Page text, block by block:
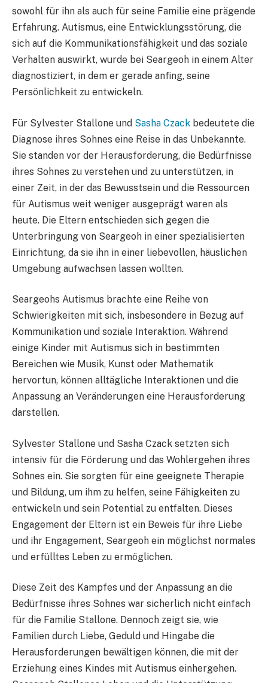
sowohl für ihn als auch für seine Familie eine prägende
Erfahrung. Autismus, eine Entwicklungsstörung, die
sich auf die Kommunikationsfähigkeit und das soziale
Verhalten auswirkt, wurde bei Seargeoh in einem Alter
diagnostiziert, in dem er gerade anfing, seine
Persönlichkeit zu entwickeln.
Für Sylvester Stallone und Sasha Czack bedeutete die
Diagnose ihres Sohnes eine Reise in das Unbekannte.
Sie standen vor der Herausforderung, die Bedürfnisse
ihres Sohnes zu verstehen und zu unterstützen, in
einer Zeit, in der das Bewusstsein und die Ressourcen
für Autismus weit weniger ausgeprägt waren als
heute. Die Eltern entschieden sich gegen die
Unterbringung von Seargeoh in einer spezialisierten
Einrichtung, da sie ihn in einer liebevollen, häuslichen
Umgebung aufwachsen lassen wollten.
Seargeohs Autismus brachte eine Reihe von
Schwierigkeiten mit sich, insbesondere in Bezug auf
Kommunikation und soziale Interaktion. Während
einige Kinder mit Autismus sich in bestimmten
Bereichen wie Musik, Kunst oder Mathematik
hervortun, können alltägliche Interaktionen und die
Anpassung an Veränderungen eine Herausforderung
darstellen.
Sylvester Stallone und Sasha Czack setzten sich
intensiv für die Förderung und das Wohlergehen ihres
Sohnes ein. Sie sorgten für eine geeignete Therapie
und Bildung, um ihm zu helfen, seine Fähigkeiten zu
entwickeln und sein Potential zu entfalten. Dieses
Engagement der Eltern ist ein Beweis für ihre Liebe
und ihr Engagement, Seargeoh ein möglichst normales
und erfülltes Leben zu ermöglichen.
Diese Zeit des Kampfes und der Anpassung an die
Bedürfnisse ihres Sohnes war sicherlich nicht einfach
für die Familie Stallone. Dennoch zeigt sie, wie
Familien durch Liebe, Geduld und Hingabe die
Herausforderungen bewältigen können, die mit der
Erziehung eines Kindes mit Autismus einhergehen.